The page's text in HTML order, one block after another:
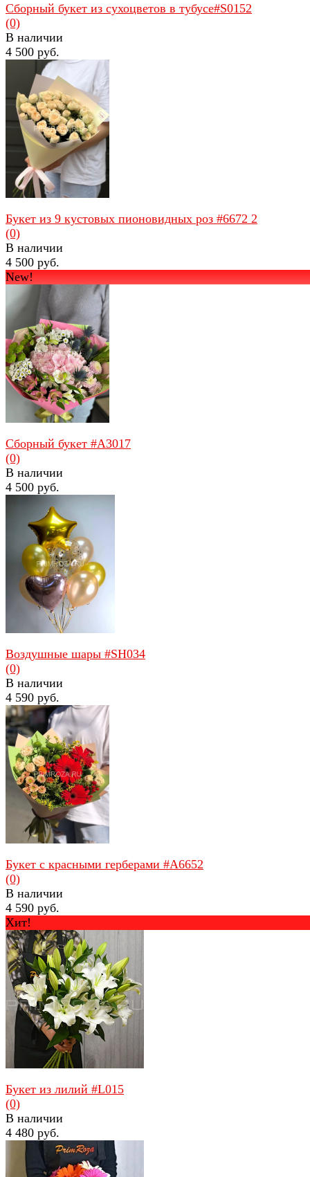
избранное сравнить
Сборный букет из сухоцветов в тубусе#S0152
(0)
В наличии
4 500 руб.
избранное сравнить
Букет из 9 кустовых пионовидных роз #6672 2
(0)
В наличии
4 500 руб.
New!
избранное сравнить
Сборный букет #A3017
(0)
В наличии
4 500 руб.
избранное сравнить
Воздушные шары #SH034
(0)
В наличии
4 590 руб.
избранное сравнить
Букет с красными герберами #A6652
(0)
В наличии
4 590 руб.
Хит!
Букет из лилий #L015
(0)
В наличии
4 480 руб.